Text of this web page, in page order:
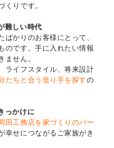
くりです。
難しい時代
かりのお客様にとって、
のです。手に入れたい情報
ません。
ライフスタイル、将来設計
たちと合う造り手を探すの
っかけに
田工務店を家づくりのパー
幸せにつながるご家族がき